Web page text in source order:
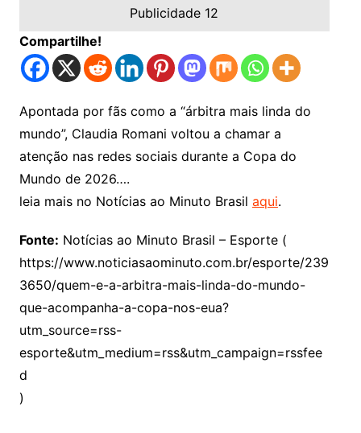
Publicidade 12
Compartilhe!
Apontada por fãs como a “árbitra mais linda do
mundo”, Claudia Romani voltou a chamar a
atenção nas redes sociais durante a Copa do
Mundo de 2026….
leia mais no Notícias ao Minuto Brasil aqui.
Fonte: Notícias ao Minuto Brasil – Esporte (
https://www.noticiasaominuto.com.br/esporte/239
3650/quem-e-a-arbitra-mais-linda-do-mundo-
que-acompanha-a-copa-nos-eua?
utm_source=rss-
esporte&utm_medium=rss&utm_campaign=rssfee
d
)